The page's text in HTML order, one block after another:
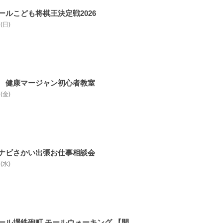
ルこども将棋王決定戦2026
日)
康マージャン初心者教室
金)
ビさかい出張お仕事相談会
水)